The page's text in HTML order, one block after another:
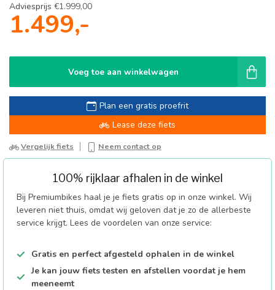
Adviesprijs €1.999,00
1.499,-
Voeg toe aan winkelwagen
Plan een gratis proefrit
Lease deze fiets
Vergelijk fiets Neem contact op
100% rijklaar afhalen in de winkel
Bij Premiumbikes haal je je fiets gratis op in onze winkel. Wij
leveren niet thuis, omdat wij geloven dat je zo de allerbeste
service krijgt. Lees de voordelen van onze service:
Gratis en perfect afgesteld ophalen in de winkel
Je kan jouw fiets testen en afstellen voordat je hem
meeneemt